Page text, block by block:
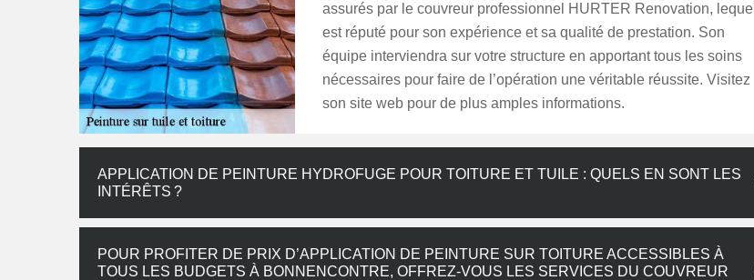
assurés par le couvreur professionnel HURTER Renovation, lequel
est réputé pour son expérience et sa qualité de prestation. Son
équipe interviendra sur votre structure en apportant tous les soins
nécessaires pour faire de l’opération une véritable réussite. Visitez
son site web pour de plus amples informations.
APPLICATION DE PEINTURE HYDROFUGE POUR TOITURE ET TUILE : QUELS EN SONT LES
INTÉRÊTS ?
POUR PROFITER DE PRIX D’APPLICATION DE PEINTURE SUR TOITURE ACCESSIBLES À
TOUS LES BUDGETS À BONNENCONTRE, OFFREZ-VOUS LES SERVICES DU COUVREUR